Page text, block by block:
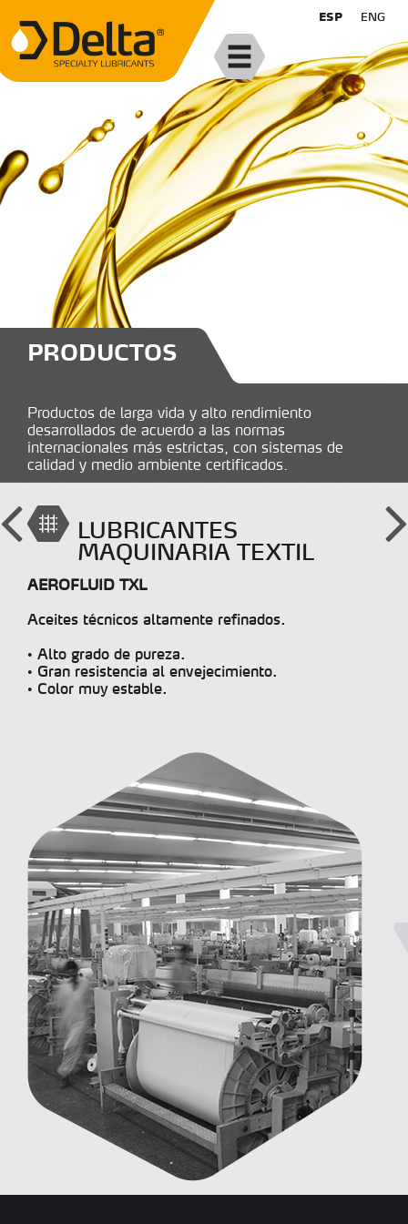
ESP ENG
PRODUCTOS
Productos de larga vida y alto rendimiento
desarrollados de acuerdo a las normas
internacionales más estrictas, con sistemas de
calidad y medio ambiente certificados.
LUBRICANTES
MAQUINARIA TEXTIL
AEROFLUID TXL
Aceites técnicos altamente refinados.
• Alto grado de pureza.
• Gran resistencia al envejecimiento.
• Color muy estable.